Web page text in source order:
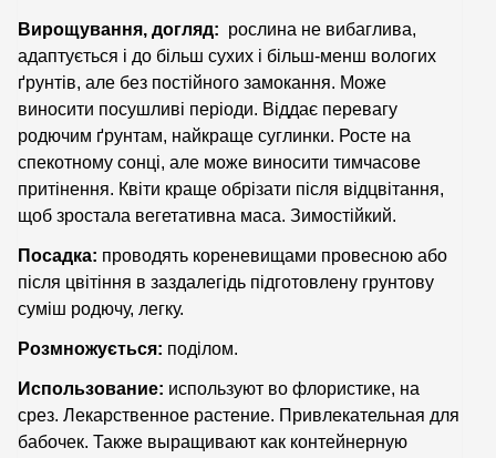
Вирощування, догляд: рослина не вибаглива,
адаптується і до більш сухих і більш-менш вологих
ґрунтів, але без постійного замокання. Може
виносити посушливі періоди. Віддає перевагу
родючим ґрунтам, найкраще суглинки. Росте на
спекотному сонці, але може виносити тимчасове
притінення. Квіти краще обрізати після відцвітання,
щоб зростала вегетативна маса. Зимостійкий.
Посадка: проводять кореневищами провесною або
після цвітіння в заздалегідь підготовлену грунтову
суміш родючу, легку.
Розмножується: поділом.
Использование: используют во флористике, на
срез. Лекарственное растение. Привлекательная для
бабочек. Также выращивают как контейнерную